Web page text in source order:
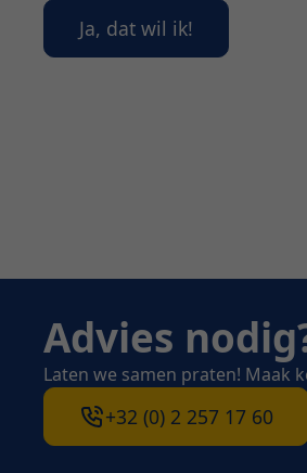
Ja, dat wil ik!
Advies
Laten we samen praten! Maak
+32 (0) 2 257 17 60